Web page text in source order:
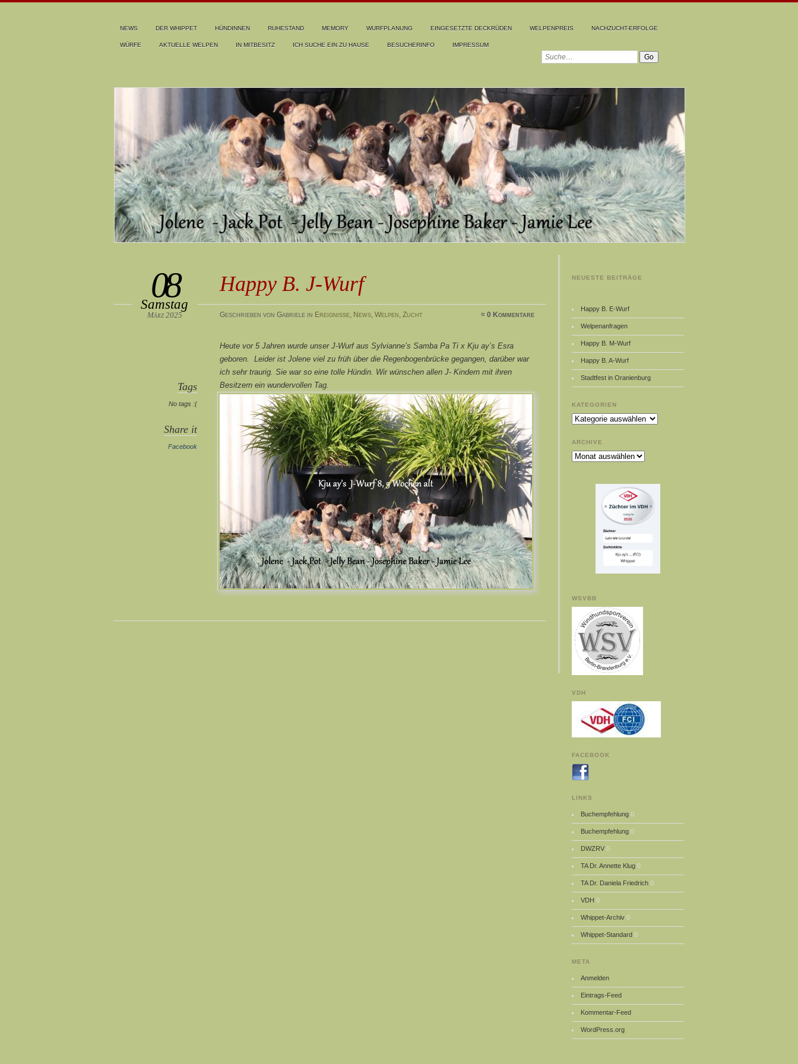
NEWS DER WHIPPET HÜNDINNEN RUHESTAND MEMORY WURFPLANUNG EINGESETZTE DECKRÜDEN WELPENPREIS NACHZUCHT-ERFOLGE
WÜRFE AKTUELLE WELPEN IN MITBESITZ ICH SUCHE EIN ZU HAUSE BESUCHERINFO IMPRESSUM
Happy B. J-Wurf
08
Samstag
März 2025 Geschrieben von Gabriele in Ereignisse, News, Welpen, Zucht ≈ 0 Kommentare
Tags
No tags :(
Share it
Facebook
Heute vor 5 Jahren wurde unser J-Wurf aus Sylvianne’s Samba Pa Ti x Kju ay’s Esra
geboren. Leider ist Jolene viel zu früh über die Regenbogenbrücke gegangen, darüber war
ich sehr traurig. Sie war so eine tolle Hündin. Wir wünschen allen J- Kindern mit ihren
Besitzern ein wundervollen Tag.
NEUESTE BEITRÄGE
Happy B. E-Wurf
Welpenanfragen
Happy B. M-Wurf
Happy B. A-Wurf
Stadtfest in Oranienburg
KATEGORIEN
Kategorien
ARCHIVE
Archive
WSVBB
VDH
FACEBOOK
LINKS
Buchempfehlung0
Buchempfehlung0
DWZRV0
TA Dr. Annette Klug0
TA Dr. Daniela Friedrich0
VDH 0
Whippet-Archiv0
Whippet-Standard0
META
Anmelden
Eintrags-Feed
Kommentar-Feed
WordPress.org